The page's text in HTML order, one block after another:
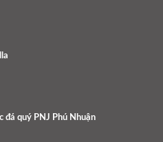
đá quý PNJ Phú Nhuận